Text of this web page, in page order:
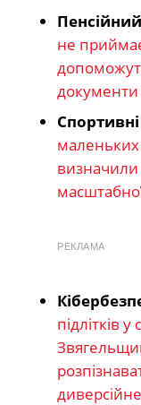
Пенсійний
не
документи
визначили
РЕКЛАМА
підлітків